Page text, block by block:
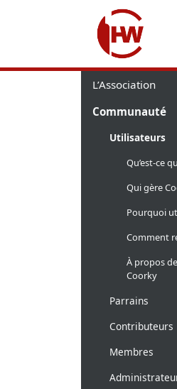
L’Association
Communauté
Utilisateurs
Qu’est-ce
Qui gère
Pourquoi
Comment
À propos
Coorky
Parrains
Contributeurs
Membres